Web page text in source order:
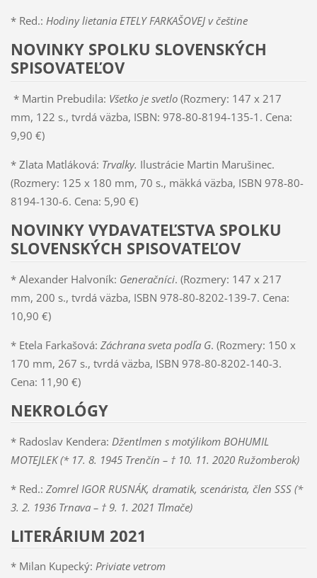
* Red.: Hodiny lietania ETELY FARKAŠOVEJ v češtine
NOVINKY SPOLKU SLOVENSKÝCH
SPISOVATEĽOV
* Martin Prebudila: Všetko je svetlo(Rozmery: 147 x 217
mm, 122 s., tvrdá väzba, ISBN: 978-80-8194-135-1. Cena:
9,90 €)
* Zlata Matláková: Trvalky. Ilustrácie Martin Marušinec.
(Rozmery: 125 x 180 mm, 70 s., mäkká väzba, ISBN 978-80-
8194-130-6. Cena: 5,90 €)
NOVINKY VYDAVATEĽSTVA SPOLKU
SLOVENSKÝCH SPISOVATEĽOV
* Alexander Halvoník: Generačníci. (Rozmery: 147 x 217
mm, 200 s., tvrdá väzba, ISBN 978-80-8202-139-7. Cena:
10,90 €)
* Etela Farkašová: Záchrana sveta podľa G. (Rozmery: 150 x
170 mm, 267 s., tvrdá väzba, ISBN 978-80-8202-140-3.
Cena: 11,90 €)
NEKROLÓGY
* Radoslav Kendera: Džentlmen s motýlikomBOHUMIL
MOTEJLEK (* 17. 8. 1945 Trenčín – † 10. 11. 2020 Ružomberok)
* Red.: Zomrel IGOR RUSNÁK, dramatik, scenárista, člen SSS (*
3. 2. 1936 Trnava – † 9. 1. 2021 Tlmače)
LITERÁRIUM 2021
* Milan Kupecký: Priviate vetrom